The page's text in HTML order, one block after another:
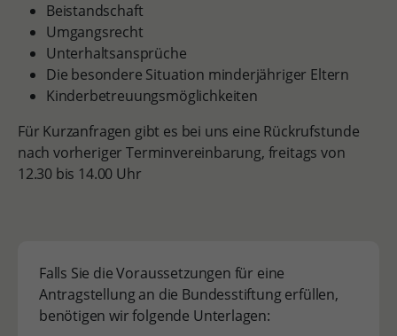
Beistandschaft
Umgangsrecht
Unterhaltsansprüche
Die besondere Situation minderjähriger Eltern
Kinderbetreuungsmöglichkeiten
Für Kurzanfragen gibt es bei uns eine Rückrufstunde
nach vorheriger Terminvereinbarung, freitags von
12.30 bis 14.00 Uhr
Falls Sie die Voraussetzungen für eine
Antragstellung an die Bundesstiftung erfüllen,
benötigen wir folgende Unterlagen: